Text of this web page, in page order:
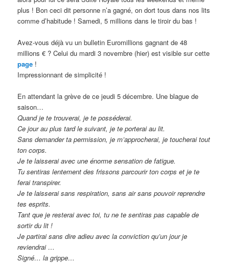
plus ! Bon ceci dit personne n’a gagné, on dort tous dans nos lits
comme d’habitude ! Samedi, 5 millions dans le tiroir du bas !
Avez-vous déjà vu un bulletin Euromillions gagnant de 48
millions € ? Celui du mardi 3 novembre (hier) est visible sur cette
page !
Impressionnant de simplicité !
En attendant la grève de ce jeudi 5 décembre. Une blague de
saison…
Quand je te trouverai, je te posséderai.
Ce jour au plus tard le suivant, je te porterai au lit.
Sans demander ta permission, je m’approcherai, je toucherai tout
ton corps.
Je te laisserai avec une énorme sensation de fatigue.
Tu sentiras lentement des frissons parcourir ton corps et je te
ferai transpirer.
Je te laisserai sans respiration, sans air sans pouvoir reprendre
tes esprits.
Tant que je resterai avec toi, tu ne te sentiras pas capable de
sortir du lit !
Je partirai sans dire adieu avec la conviction qu’un jour je
reviendrai …
Signé… la grippe…